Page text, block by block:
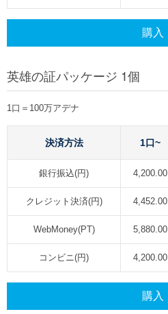
購入
英雄の証パッケージ 1個
1口＝100万アデナ
決済方法 1口~
銀行振込(円) 4,200.00
クレジット決済(円) 4,452.00
WebMoney(PT) 5,880.00
コンビニ(円) 4,200.00
購入